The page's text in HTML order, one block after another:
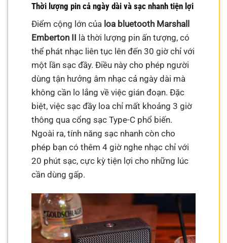
Thời lượng pin cả ngày dài và sạc nhanh tiện lợi
Điểm cộng lớn của loa bluetooth Marshall
Emberton II là thời lượng pin ấn tượng, có
thể phát nhạc liên tục lên đến 30 giờ chỉ với
một lần sạc đầy. Điều này cho phép người
dùng tận hưởng âm nhạc cả ngày dài mà
không cần lo lắng về việc gián đoạn. Đặc
biệt, việc sạc đầy loa chỉ mất khoảng 3 giờ
thông qua cổng sạc Type-C phổ biến.
Ngoài ra, tính năng sạc nhanh còn cho
phép bạn có thêm 4 giờ nghe nhạc chỉ với
20 phút sạc, cực kỳ tiện lợi cho những lúc
cần dùng gấp.